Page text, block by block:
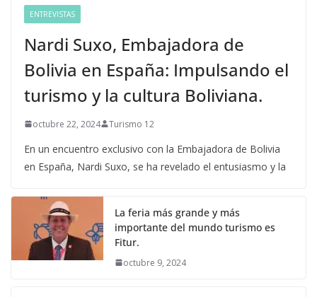
ENTREVISTAS
Nardi Suxo, Embajadora de
Bolivia en España: Impulsando el
turismo y la cultura Boliviana.
octubre 22, 2024 Turismo 12
En un encuentro exclusivo con la Embajadora de Bolivia
en España, Nardi Suxo, se ha revelado el entusiasmo y la
La feria más grande y más
importante del mundo turismo es
Fitur.
octubre 9, 2024